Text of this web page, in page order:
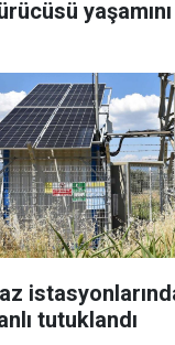
tutuklandı